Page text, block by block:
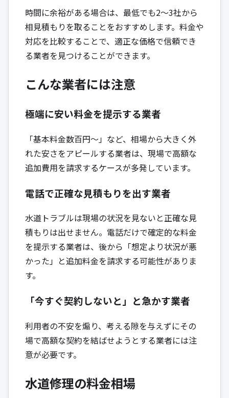
時間に余裕がある場合は、最低でも2〜3社から
相見積もりを取ることをおすすめします。料金や
対応を比較することで、適正な価格で信頼でき
る業者を見つけることができます。
こんな業者には注意
極端に安い料金を提示する業者
「基本料金数百円〜」など、相場から大きく外
れた安さをアピールする業者は、現場で高額な
追加費用を請求するケースが多発しています。
電話で正確な見積もりを出す業者
水道トラブルは現場の状況を見ないと正確な見
積もりは出せません。電話だけで確定的な料金
を提示する業者は、後から「想定より状況が悪
かった」と追加料金を請求する可能性がありま
す。
「今すぐ契約しないと」と急かす業者
利用者の不安を煽り、考える隙を与えずにその
場で高額な契約を結ばせようとする業者には注
意が必要です。
水道修理の料金相場